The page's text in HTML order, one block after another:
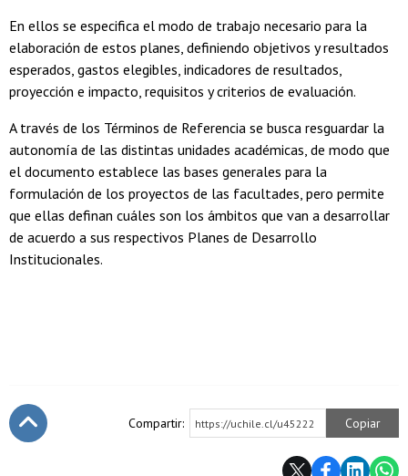
En ellos se especifica el modo de trabajo necesario para la
elaboración de estos planes, definiendo objetivos y resultados
esperados, gastos elegibles, indicadores de resultados,
proyección e impacto, requisitos y criterios de evaluación.
A través de los Términos de Referencia se busca resguardar la
autonomía de las distintas unidades académicas, de modo que
el documento establece las bases generales para la
formulación de los proyectos de las facultades, pero permite
que ellas definan cuáles son los ámbitos que van a desarrollar
de acuerdo a sus respectivos Planes de Desarrollo
Institucionales.
Compartir: https://uchile.cl/u45222 Copiar